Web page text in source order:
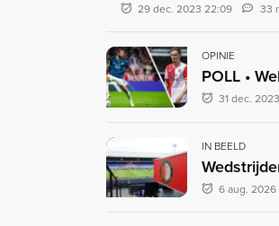
29 dec. 2023 22:09 33
OPINIE
POLL •
31 dec.
IN BEELD
6 aug. 2026